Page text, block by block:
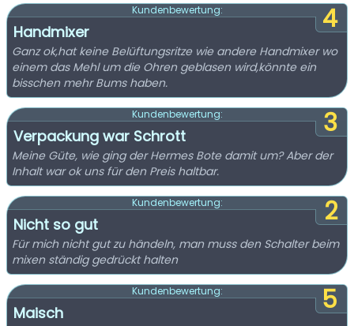
4
Kundenbewertung:
Handmixer
Ganz ok,hat keine Belüftungsritze wie andere Handmixer wo
einem das Mehl um die Ohren geblasen wird,könnte ein
bisschen mehr Bums haben.
3
Kundenbewertung:
Verpackung war Schrott
Meine Güte, wie ging der Hermes Bote damit um? Aber der
Inhalt war ok uns für den Preis haltbar.
2
Kundenbewertung:
Nicht so gut
Für mich nicht gut zu händeln, man muss den Schalter beim
mixen ständig gedrückt halten
5
Kundenbewertung:
Maisch